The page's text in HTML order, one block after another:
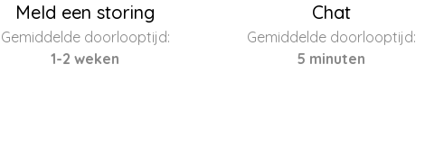
Meld een storing
Gemiddelde doorlooptijd:
1-2 weken
Chat
Gemiddelde doorlooptijd:
5 minuten